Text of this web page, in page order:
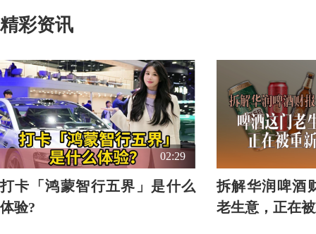
精彩资讯
02:29
打卡「鸿蒙智行五界」是什么
体验?
拆解华润啤酒
老生意，正在